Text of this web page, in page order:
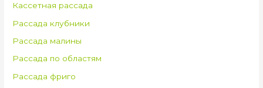
Кассетная рассада
Рассада клубники
Рассада малины
Рассада по областям
Рассада фриго